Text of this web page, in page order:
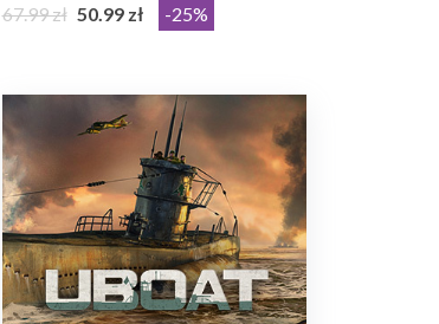
67.99 zł 50.99 zł -25%